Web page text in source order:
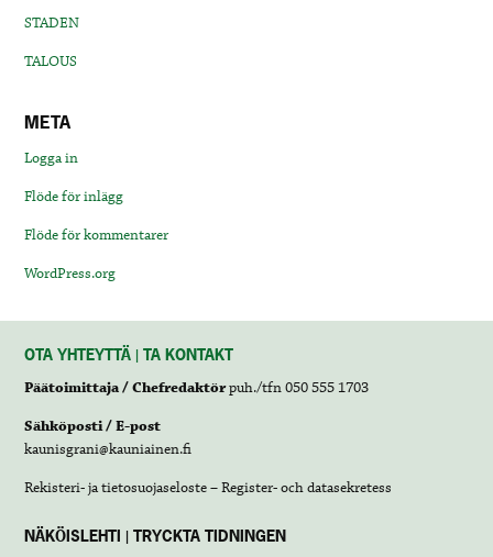
STADEN
TALOUS
META
Logga in
Flöde för inlägg
Flöde för kommentarer
WordPress.org
OTA YHTEYTTÄ | TA KONTAKT
Päätoimittaja / Chefredaktörpuh./tfn 050 555 1703
Sähköposti / E-post
kaunisgrani@kauniainen.fi
Rekisteri- ja tietosuojaseloste – Register- och datasekretess
NÄKÖISLEHTI | TRYCKTA TIDNINGEN